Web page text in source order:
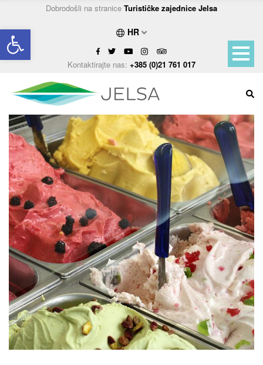
Open toolbar
Dobrodošli na stranice Turističke zajednice Jelsa
HR
Kontaktirajte nas: +385 (0)21 761 017